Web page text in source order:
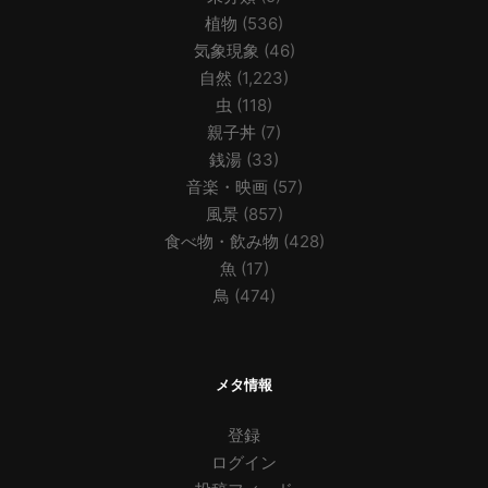
植物 (536)
気象現象 (46)
自然 (1,223)
虫 (118)
親子丼 (7)
銭湯 (33)
音楽・映画 (57)
風景(857)
食べ物・飲み物 (428)
魚 (17)
鳥 (474)
メタ情報
登録
ログイン